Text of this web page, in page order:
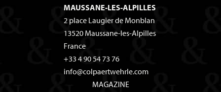
MAUSSANE-LES-ALPILLES
2 place Laugier de Monblan
13520 Maussane-les-Alpilles
France
+33 4 90 54 73 76
info@colpaertwehrle.com
MAGAZINE